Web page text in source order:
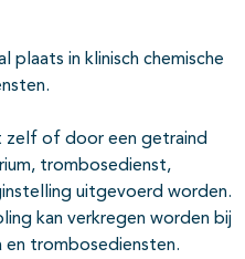
plaats in klinisch chemische
zelf of door een getraind
trombosedienst,
uitgevoerd worden.
kan verkregen worden bij
en trombosediensten.